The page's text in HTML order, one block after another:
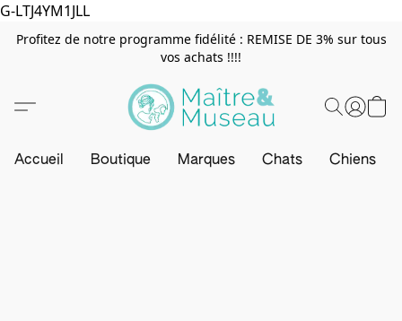
G-LTJ4YM1JLL
Profitez de notre programme fidélité : REMISE DE 3% sur tous
vos achats !!!!
Accueil Boutique Marques Chats Chiens